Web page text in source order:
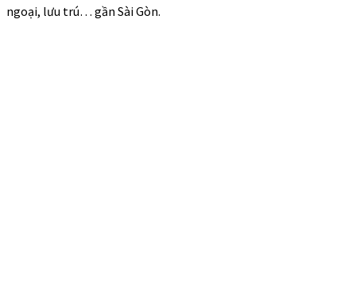
ngoại, lưu trú… gần Sài Gòn.